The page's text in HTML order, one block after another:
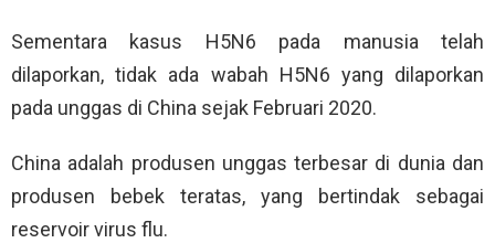
Sementara kasus H5N6 pada manusia telah
dilaporkan, tidak ada wabah H5N6 yang dilaporkan
pada unggas di China sejak Februari 2020.
China adalah produsen unggas terbesar di dunia dan
produsen bebek teratas, yang bertindak sebagai
reservoir virus flu.